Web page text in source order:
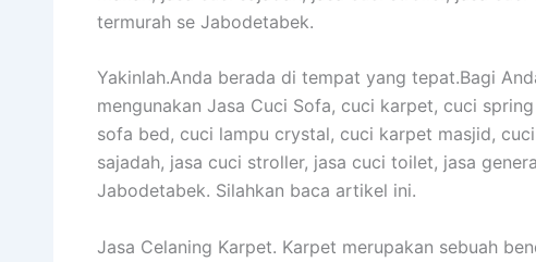
termurah se Jabodetabek.
Yakinlah.Anda berada di tempat yang tepat.Bagi
mengunakan Jasa Cuci Sofa, cuci karpet, cuci
sofa bed, cuci lampu crystal, cuci karpet masjid,
sajadah, jasa cuci stroller, jasa cuci toilet, jasa
Jabodetabek. Silahkan baca artikel ini.
Jasa Celaning Karpet. Karpet mеruраkаn ѕеbuаh